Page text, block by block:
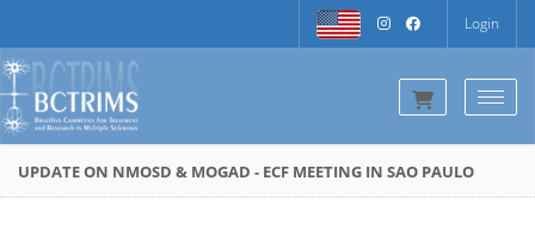
Login
UPDATE ON NMOSD & MOGAD - ECF MEETING IN SAO PAULO